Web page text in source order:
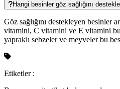
Hangi besinler göz sağlığını
Göz sağlığını destekleyen besinler
vitamini, C vitamini ve E vitamini
yapraklı sebzeler ve meyveler bu
Etiketler :